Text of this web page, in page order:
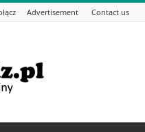
Advertisement Contact us